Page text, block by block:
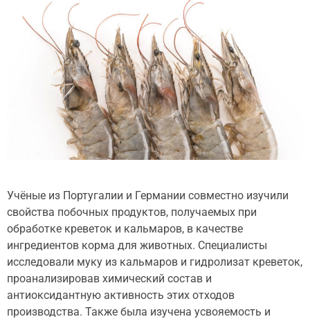
Учёные из Португалии и Германии совместно изучили
свойства побочных продуктов, получаемых при
обработке креветок и кальмаров, в качестве
ингредиентов корма для животных. Специалисты
исследовали муку из кальмаров и гидролизат креветок,
проанализировав химический состав и
антиоксидантную активность этих отходов
производства. Также была изучена усвояемость и